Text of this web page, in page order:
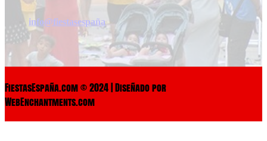
info@fiestasespaña
FiestasEspaña.com © 2024 | Diseñado por
WebEnchantments.com